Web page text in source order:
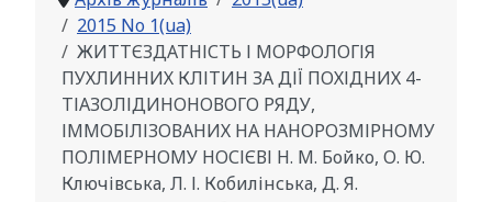
2015 No 1(ua)
ЖИТТЄЗДАТНІСТЬ І МОРФОЛОГІЯ
ПУХЛИННИХ КЛІТИН ЗА ДІЇ ПОХІДНИХ 4-
ТІАЗОЛІДИНОНОВОГО РЯДУ,
ІММОБІЛІЗОВАНИХ НА НАНОРОЗМІРНОМУ
ПОЛІМЕРНОМУ НОСІЄВІ Н. М. Бойко, О. Ю.
Ключівська, Л. І. Кобилінська, Д. Я.